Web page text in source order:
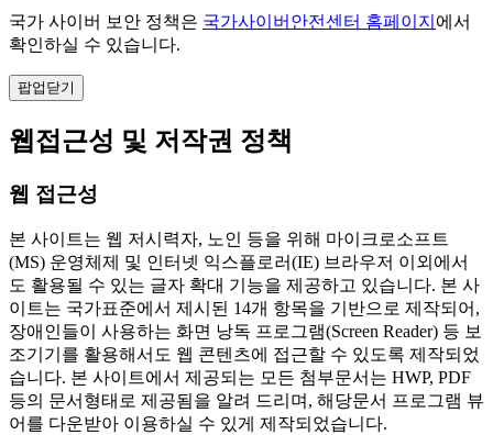
국가 사이버 보안 정책은 국가사이버안전센터 홈페이지 에서
확인하실 수 있습니다.
팝업닫기
웹접근성 및 저작권 정책
웹 접근성
본 사이트는 웹 저시력자, 노인 등을 위해 마이크로소프트
(MS) 운영체제 및 인터넷 익스플로러(IE) 브라우저 이외에서
도 활용될 수 있는 글자 확대 기능을 제공하고 있습니다. 본 사
이트는 국가표준에서 제시된 14개 항목을 기반으로 제작되어,
장애인들이 사용하는 화면 낭독 프로그램(Screen Reader) 등 보
조기기를 활용해서도 웹 콘텐츠에 접근할 수 있도록 제작되었
습니다. 본 사이트에서 제공되는 모든 첨부문서는 HWP, PDF
등의 문서형태로 제공됨을 알려 드리며, 해당문서 프로그램 뷰
어를 다운받아 이용하실 수 있게 제작되었습니다.